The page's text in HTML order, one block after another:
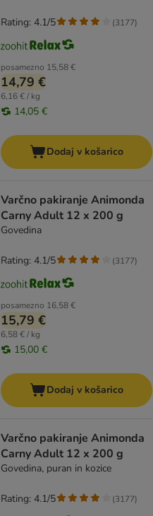
posamezno 15,58 €
14,79 €
6,16 € / kg
14,05 €
Rating: 4.1/5 (3177)
Dodaj v košarico
Varčno pakiranje Animonda
Carny Adult 12 x 200 g
Govedina
posamezno 16,58 €
15,79 €
6,58 € / kg
15,00 €
Rating: 4.1/5 (3177)
Dodaj v košarico
Varčno pakiranje Animonda
Carny Adult 12 x 200 g
Govedina, puran in kozice
Rating: 4.1/5 (3177)